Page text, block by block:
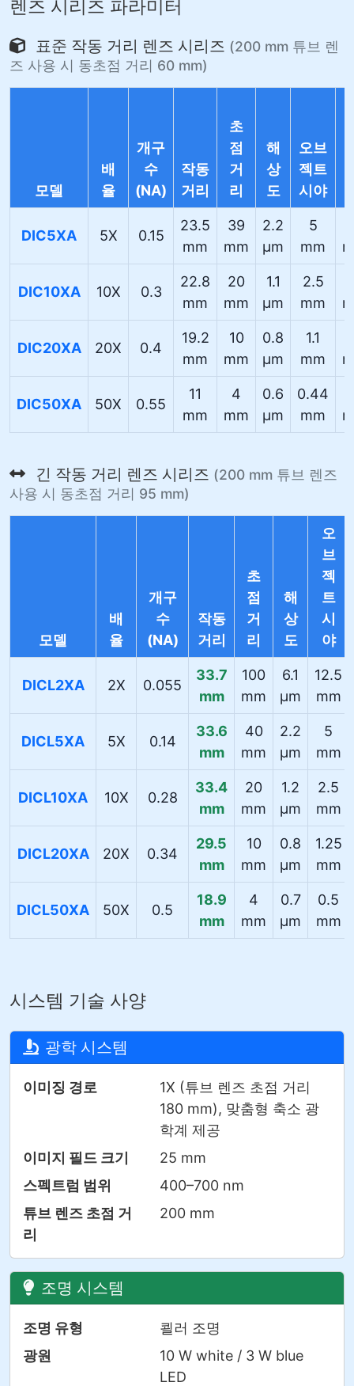
렌즈 시리즈 파라미터
표준 작동 거리 렌즈 시리즈 (200 mm 튜브 렌
즈 사용 시 동초점 거리 60 mm)
모델
배
율
개구
수
(NA)
작동
거리
초
점
거
리
해
상
도
오브
젝트
시야
DIC5XA 5X 0.15
23.5
mm
39
mm
2.2
µm
5
mm
DIC10XA 10X 0.3
22.8
mm
20
mm
1.1
µm
2.5
mm
DIC20XA 20X 0.4
19.2
mm
10
mm
0.8
µm
1.1
mm
DIC50XA 50X 0.55
11
mm
4
mm
0.6
µm
0.44
mm
긴 작동 거리 렌즈 시리즈 (200 mm 튜브 렌즈
사용 시 동초점 거리 95 mm)
모델
배
율
개구
수
(NA)
작동
거리
초
점
거
리
해
상
도
오
브
젝
트
시
야
DICL2XA 2X 0.055
33.7
mm
100
mm
6.1
µm
12.5
mm
DICL5XA 5X 0.14
33.6
mm
40
mm
2.2
µm
5
mm
DICL10XA 10X 0.28
33.4
mm
20
mm
1.2
µm
2.5
mm
DICL20XA 20X 0.34
29.5
mm
10
mm
0.8
µm
1.25
mm
DICL50XA 50X 0.5
18.9
mm
4
mm
0.7
µm
0.5
mm
시스템 기술 사양
광학 시스템
이미징 경로
1X (튜브 렌즈 초점 거리
180 mm), 맞춤형 축소 광
학계 제공
이미지 필드 크기
25 mm
스펙트럼 범위
400–700 nm
튜브 렌즈 초점 거
리
200 mm
조명 시스템
조명 유형
쾰러 조명
광원
10 W white / 3 W blue
LED